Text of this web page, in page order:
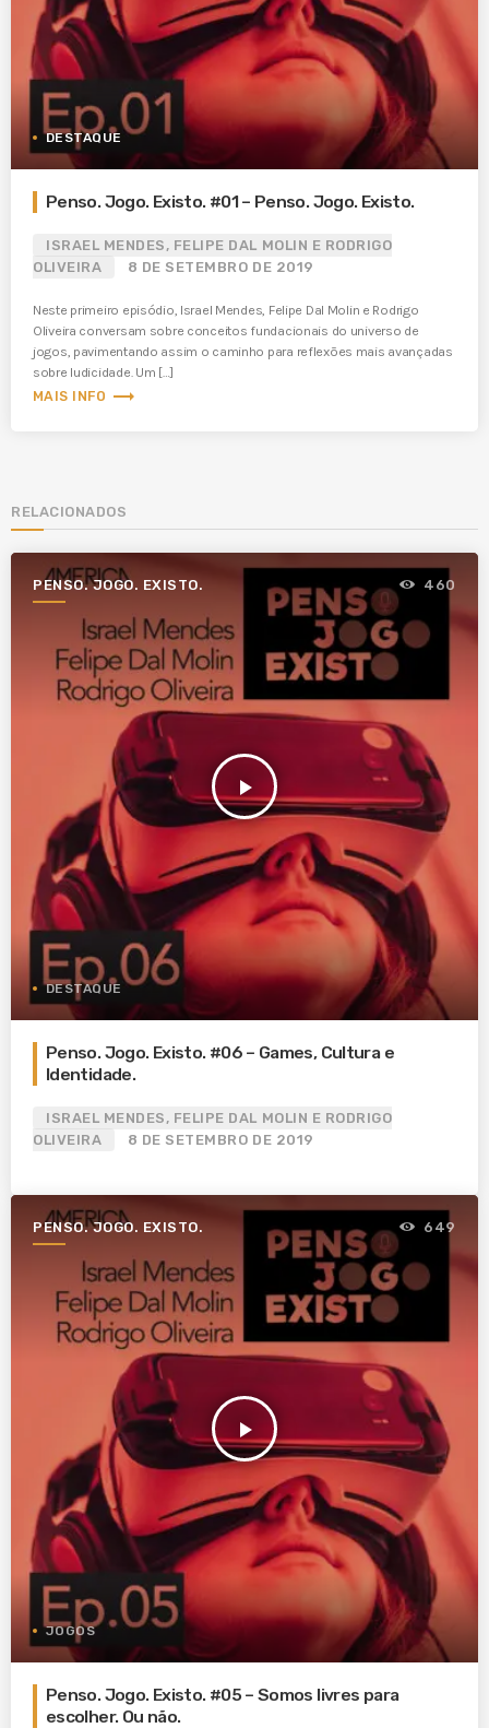
DESTAQUE
Penso. Jogo. Existo. #01 – Penso. Jogo. Existo.
ISRAEL MENDES, FELIPE DAL MOLIN E RODRIGO
OLIVEIRA
8 DE SETEMBRO DE 2019
Neste primeiro episódio, Israel Mendes, Felipe Dal Molin e Rodrigo
Oliveira conversam sobre conceitos fundacionais do universo de
jogos, pavimentando assim o caminho para reflexões mais avançadas
sobre ludicidade. Um […]
MAIS INFO trending_flat
RELACIONADOS
PENSO. JOGO. EXISTO.
play_arrow
460
DESTAQUE
Penso. Jogo. Existo. #06 – Games, Cultura e
Identidade.
ISRAEL MENDES, FELIPE DAL MOLIN E RODRIGO
OLIVEIRA
8 DE SETEMBRO DE 2019
PENSO. JOGO. EXISTO.
play_arrow
649
JOGOS
Penso. Jogo. Existo. #05 – Somos livres para
escolher. Ou não.